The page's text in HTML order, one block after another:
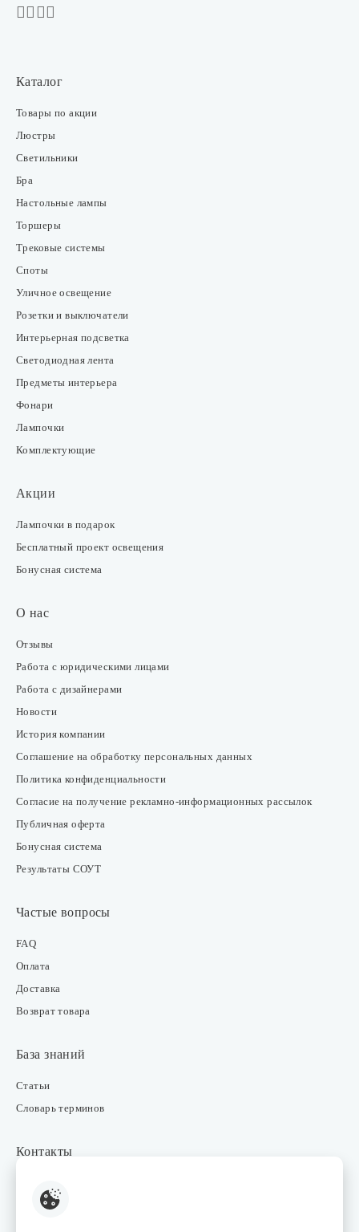
Каталог
Товары по акции
Люстры
Светильники
Бра
Настольные лампы
Торшеры
Трековые системы
Споты
Уличное освещение
Розетки и выключатели
Интерьерная подсветка
Светодиодная лента
Предметы интерьера
Фонари
Лампочки
Комплектующие
Акции
Лампочки в подарок
Бесплатный проект освещения
Бонусная система
О нас
Отзывы
Работа с юридическими лицами
Работа с дизайнерами
Новости
История компании
Соглашение на обработку персональных данных
Политика конфиденциальности
Согласие на получение рекламно-информационных рассылок
Публичная оферта
Бонусная система
Результаты СОУТ
Частые вопросы
FAQ
Оплата
Доставка
Возврат товара
База знаний
Статьи
Словарь терминов
Контакты
Интернет-магазин